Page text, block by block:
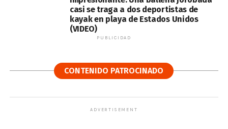
kayak en playa de Estados Unidos
PUBLICIDAD
CONTENIDO PATROCINADO